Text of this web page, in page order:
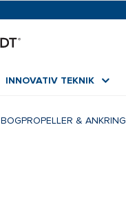
INNOVATIV TEKNIK
BOGPROPELLER & ANKRING